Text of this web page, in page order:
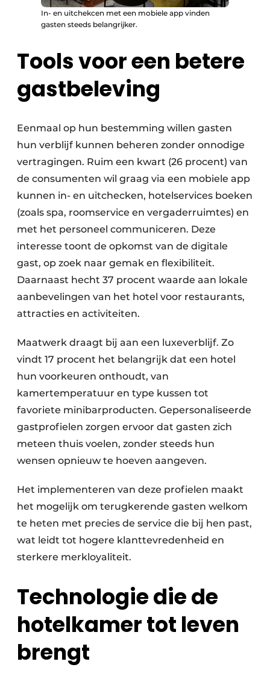
In- en uitchekcen met een mobiele app vinden
gasten steeds belangrijker.
Tools voor een betere
gastbeleving
Eenmaal op hun bestemming willen gasten
hun verblijf kunnen beheren zonder onnodige
vertragingen. Ruim een kwart (26 procent) van
de consumenten wil graag via een mobiele app
kunnen in- en uitchecken, hotelservices boeken
(zoals spa, roomservice en vergaderruimtes) en
met het personeel communiceren. Deze
interesse toont de opkomst van de digitale
gast, op zoek naar gemak en flexibiliteit.
Daarnaast hecht 37 procent waarde aan lokale
aanbevelingen van het hotel voor restaurants,
attracties en activiteiten.
Maatwerk draagt bij aan een luxeverblijf. Zo
vindt 17 procent het belangrijk dat een hotel
hun voorkeuren onthoudt, van
kamertemperatuur en type kussen tot
favoriete minibarproducten. Gepersonaliseerde
gastprofielen zorgen ervoor dat gasten zich
meteen thuis voelen, zonder steeds hun
wensen opnieuw te hoeven aangeven.
Het implementeren van deze profielen maakt
het mogelijk om terugkerende gasten welkom
te heten met precies de service die bij hen past,
wat leidt tot hogere klanttevredenheid en
sterkere merkloyaliteit.
Technologie die de
hotelkamer tot leven
brengt